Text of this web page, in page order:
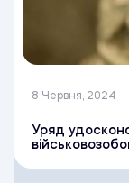
8 Червня, 2024
Уряд